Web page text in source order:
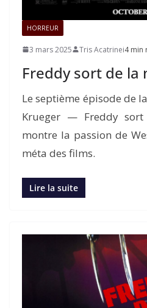
HORREUR
3 mars 2025 Tris Acatrinei4 min
Freddy sort de la
Le septième épisode de
Krueger — Freddy
montre la passion de
méta des films.
Lire la suite